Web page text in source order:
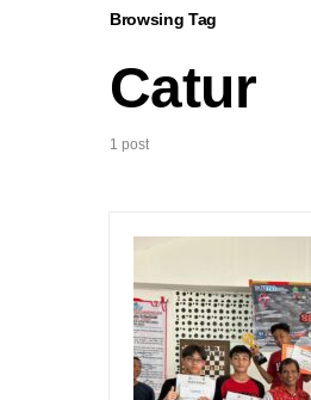
Browsing Tag
Catur
1 post